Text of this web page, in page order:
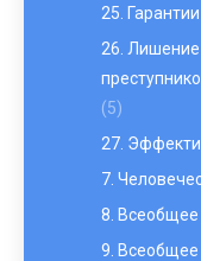
25.
26.
(5)
27.
7.
8. Всеобщее
9.